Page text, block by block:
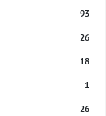
93
26
18
1
26